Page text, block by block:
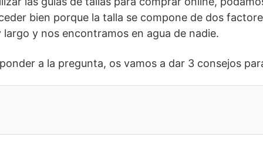
bien porque la talla se compone de dos
y nos encontramos en agua de nadie.
a la pregunta, os vamos a dar 3 consejos